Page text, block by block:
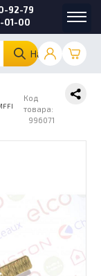
Найти
92-79
01-00
Код
товара:
996071